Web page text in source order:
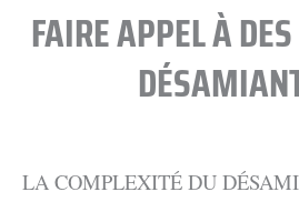
FAIRE APPEL À
LA COMPLEXITÉ DU